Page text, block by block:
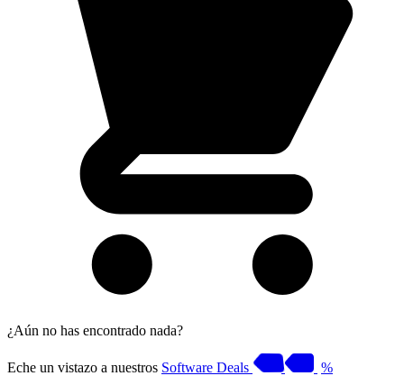
¿Aún no has encontrado nada?
Eche un vistazo a nuestros Software Deals %